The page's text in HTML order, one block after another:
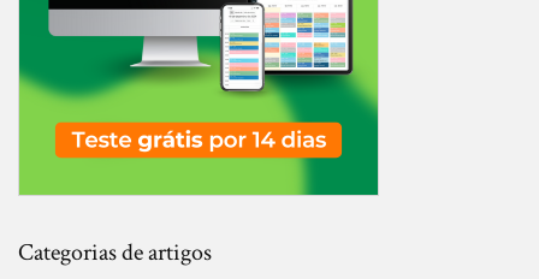
Categorias de artigos